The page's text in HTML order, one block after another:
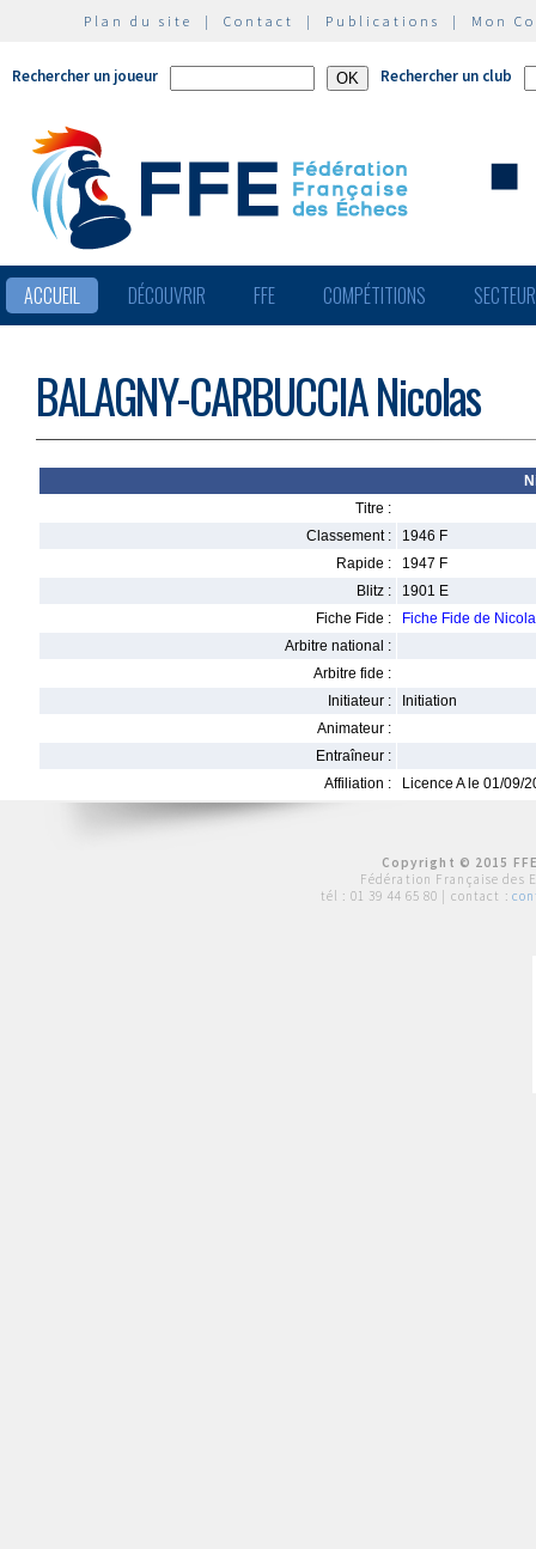
Plan du site | Contact | Publications | Mon
Rechercher un joueur Rechercher un club
ACCUEIL DÉCOUVRIR FFE COMPÉTITIONS
BALAGNY-CARBUCCIA Nicolas
Titre :
Classement :
1946 F
Rapide :
1947 F
Blitz :
1901 E
Fiche Fide :
Fiche Fide de
Arbitre national :
Arbitre fide :
Initiateur :
Initiation
Animateur :
Entraîneur :
Affiliation :
Licence A le 01/09/
Copyright © 2015
Fédération Française des
tél : 01 39 44 65 80 | contact :